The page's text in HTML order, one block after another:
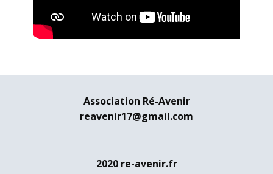
Association Ré-Avenir
reavenir17@gmail.com
2020 re-avenir.fr